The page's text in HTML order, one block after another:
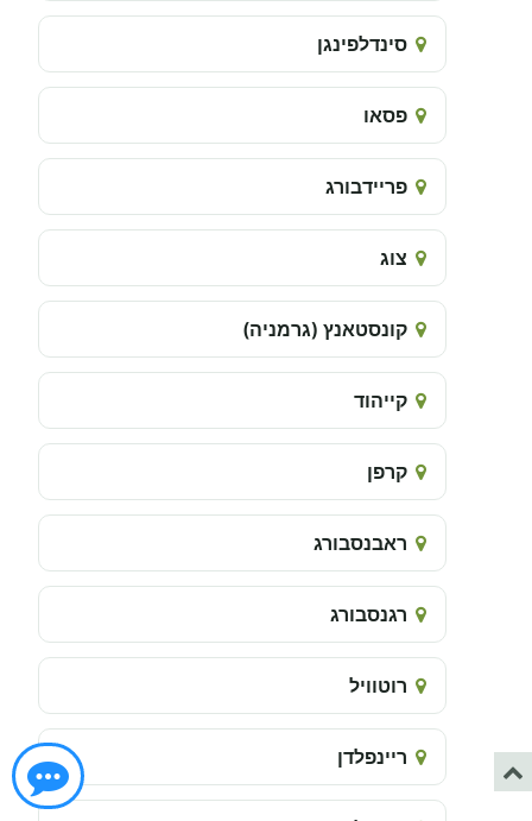
סינדלפינגן
פסאו
פריידבורג
צוג
קונסטאנץ (גרמניה)
קייהוד
קרפן
ראבנסבורג
רגנסבורג
רוטוויל
ריינפלדן